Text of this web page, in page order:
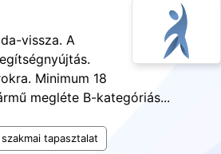
vissza. A
Minimum 18
megléte B-kategóriás...
tapasztalat